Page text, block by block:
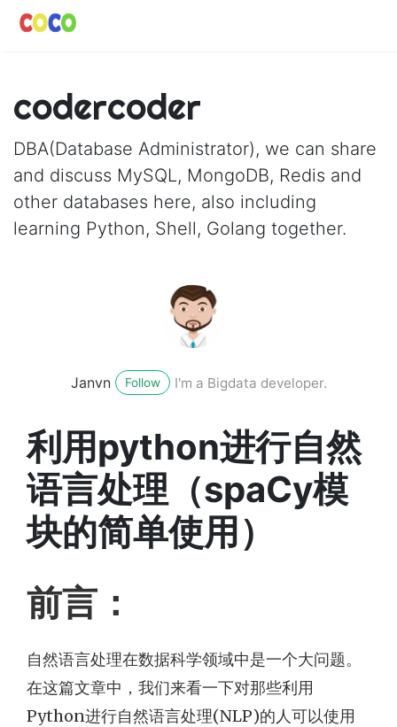
codercoder
DBA(Database Administrator), we can share
and discuss MySQL, MongoDB, Redis and
other databases here, also including
learning Python, Shell, Golang together.
Janvn Follow I'm a Bigdata developer.
利用python进行自然
语言处理（spaCy模
块的简单使用）
前言：
自然语言处理在数据科学领域中是一个大问题。
在这篇文章中，我们来看一下对那些利用
Python进行自然语言处理(NLP)的人可以使用